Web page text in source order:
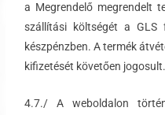
a Megrendelő megrendelt
szállítási költségét a GLS
készpénzben. A termék
kifizetését követően jogosult.
4.7./ A weboldalon